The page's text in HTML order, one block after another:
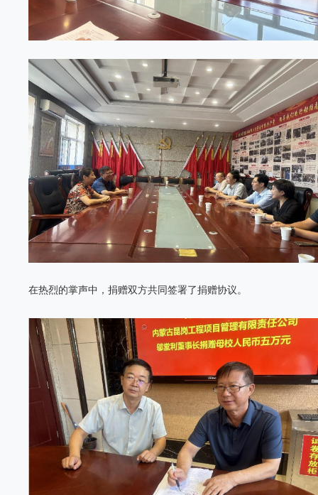
在热烈的掌声中，捐赠双方共同签署了捐赠协议。